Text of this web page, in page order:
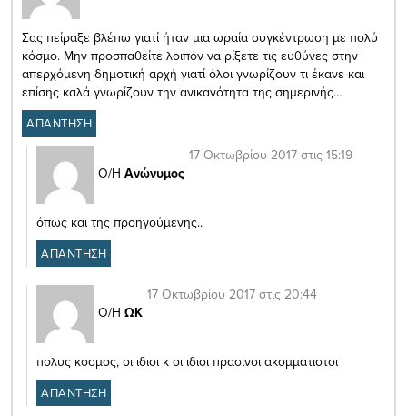
Σας πείραξε βλέπω γιατί ήταν μια ωραία συγκέντρωση με πολύ
κόσμο. Μην προσπαθείτε λοιπόν να ρίξετε τις ευθύνες στην
απερχόμενη δημοτική αρχή γιατί όλοι γνωρίζουν τι έκανε και
επίσης καλά γνωρίζουν την ανικανότητα της σημερινής…
ΑΠΑΝΤΗΣΗ
Ο/Η Ανώνυμος
17 Οκτωβρίου 2017 στις 15:19
όπως και της προηγούμενης..
ΑΠΑΝΤΗΣΗ
Ο/Η ΩΚ
17 Οκτωβρίου 2017 στις 20:44
πολυς κοσμος, οι ιδιοι κ οι ιδιοι πρασινοι ακομματιστοι
ΑΠΑΝΤΗΣΗ